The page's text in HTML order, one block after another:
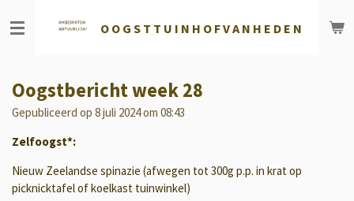
direct
hoofdinhoud
O O G S T T U I N H O F V A N H E D E N
Oogstbericht week 28
Gepubliceerd op 8 juli 2024 om 08:43
Zelfoogst*:
Nieuw Zeelandse spinazie (afwegen tot 300g p.p. in krat op
picknicktafel of koelkast tuinwinkel)